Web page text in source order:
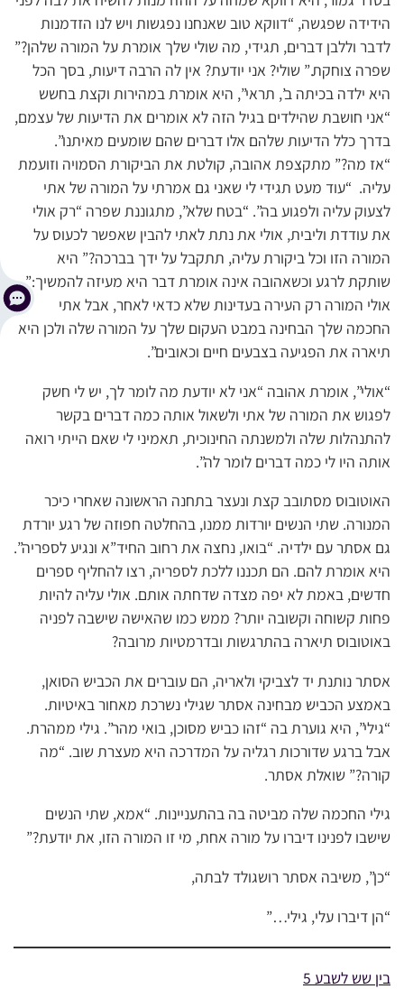
הידידה שפגשה, “דווקא טוב שאנחנו נפגשות ויש לנו הזדמנות
לדבר וללבן דברים, תגידי, מה שולי שלך אומרת על המורה שלהן?”
שפרה צוחקת.” שולי? אני יודעת? אין לה הרבה דיעות, בסך הכל
היא ילדה בכיתה ב’, תראי”, היא אומרת במהירות וקצת בחשש
“אני חושבת שהילדים בגיל הזה לא אומרים את הדיעות של עצמם,
בדרך כלל הדיעות שלהם אלו דברים שהם שומעים מאיתנו”.
“אז מה?” מתקצפת אהובה, קולטת את הביקורת הסמויה וזועמת
עליה. “עוד מעט תגידי לי שאני גם אמרתי על המורה של אתי
לצעוק עליה ולפגוע בה”. “בטח שלא”, מתגוננת שפרה “רק אולי
את עודדת וליבית, אולי את נתת לאתי להבין שאפשר לכעוס על
המורה הזו וכל ביקורת עליה, תתקבל על ידך בברכה?” היא
שותקת לרגע וכשאהובה אינה אומרת דבר היא מעיזה להמשיך:”
אולי המורה רק העירה בעדינות שלא כדאי לאחר, אבל אתי
החכמה שלך הבחינה במבט העקום שלך על המורה שלה ולכן היא
תיארה את הפגיעה בצבעים חיים וכאובים”.
“אולי”, אומרת אהובה “אני לא יודעת מה לומר לך, יש לי חשק
לפגוש את המורה של אתי ולשאול אותה כמה דברים בקשר
להתנהלות שלה ולמשנתה החינוכית, תאמיני לי שאם הייתי רואה
אותה היו לי כמה דברים לומר לה”.
האוטובוס מסתובב קצת ונעצר בתחנה הראשונה שאחרי כיכר
המנורה. שתי הנשים יורדות ממנו, בהחלטה חפוזה של רגע יורדת
גם אסתר עם ילדיה. “בואו, נחצה את רחוב החיד”א ונגיע לספריה”.
היא אומרת להם. הם תכננו ללכת לספריה, רצו להחליף ספרים
חדשים, באמת לא יפה מצדה שדחתה אותם. אולי עליה להיות
פחות קשוחה וקשובה יותר? ממש כמו שהאישה שישבה לפניה
באוטובוס תיארה בהתרגשות ובדרמטיות מרובה?
אסתר נותנת יד לצביקי ולאריה, הם עוברים את הכביש הסואן,
באמצע הכביש מבחינה אסתר שגילי נשרכת מאחור באיטיות.
“גילי”, היא גוערת בה “זהו כביש מסוכן, בואי מהר”. גילי ממהרת.
אבל ברגע שדורכות רגליה על המדרכה היא מעצרת שוב. “מה
קורה?” שואלת אסתר.
גילי החכמה שלה מביטה בה בהתעניינות. “אמא, שתי הנשים
שישבו לפנינו דיברו על מורה אחת, מי זו המורה הזו, את יודעת?”
“כן”, משיבה אסתר רושגולד לבתה,
“הן דיברו עלי, גילי…”
בין שש לשבע 5